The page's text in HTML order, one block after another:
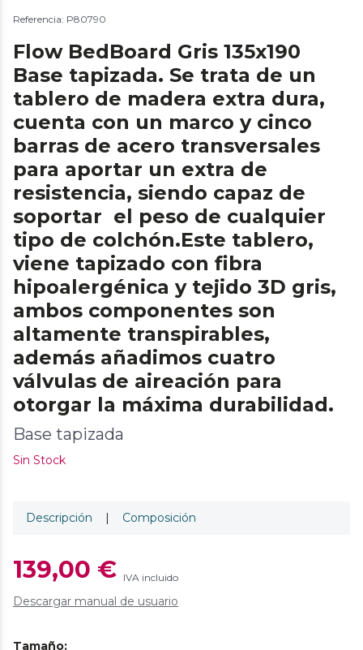
Referencia: P80790
Flow BedBoard Gris 135x190
Base tapizada. Se trata de un
tablero de madera extra dura,
cuenta con un marco y cinco
barras de acero transversales
para aportar un extra de
resistencia, siendo capaz de
soportar el peso de cualquier
tipo de colchón.Este tablero,
viene tapizado con fibra
hipoalergénica y tejido 3D gris,
ambos componentes son
altamente transpirables,
además añadimos cuatro
válvulas de aireación para
otorgar la máxima durabilidad.
Base tapizada
Sin Stock
Descripción | Composición
139,00 € IVA incluido
Descargar manual de usuario
Tamaño: